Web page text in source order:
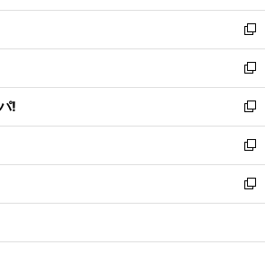
開
く
ウ
で
開
く
ン
ド
ウ
で
開
く
ウ
ィ
ン
ド
ウ
で
開
く
新
し
い
ウ
ィ
ン
ド
ウ
で
開
新
し
い
ウ
ィ
ン
ド
ウ
開
!
新
し
い
ウ
ィ
ン
ウ
新
し
い
ウ
ン
新
し
ウ